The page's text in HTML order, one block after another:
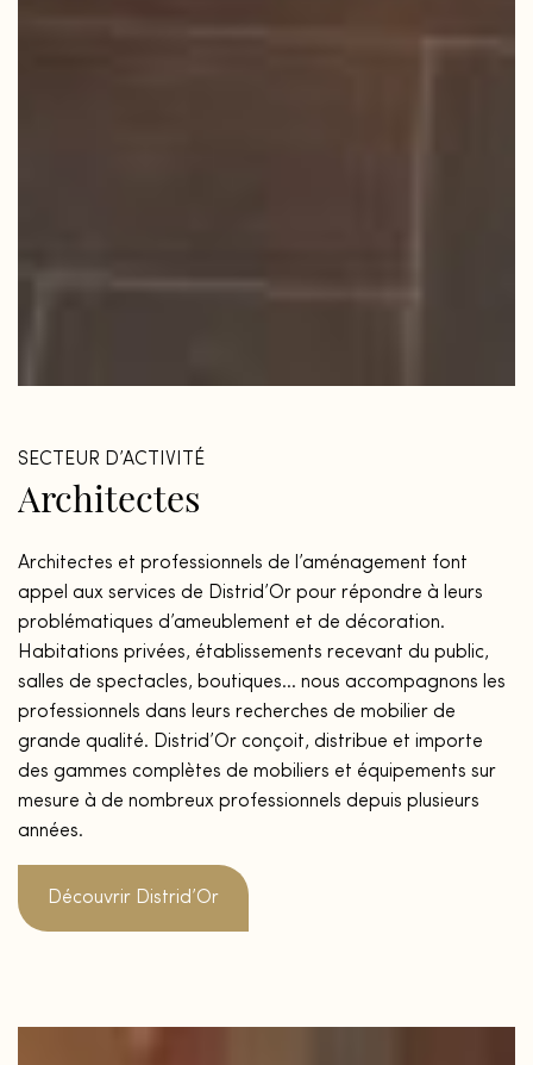
SECTEUR D’ACTIVITÉ
Architectes
Architectes et professionnels de l’aménagement font
appel aux services de Distrid’Or pour répondre à leurs
problématiques d’ameublement et de décoration.
Habitations privées, établissements recevant du public,
salles de spectacles, boutiques… nous accompagnons les
professionnels dans leurs recherches de mobilier de
grande qualité. Distrid’Or conçoit, distribue et importe
des gammes complètes de mobiliers et équipements sur
mesure à de nombreux professionnels depuis plusieurs
années.
Découvrir Distrid’Or